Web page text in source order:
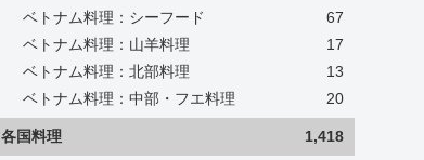
ベトナム料理：シーフード
67
ベトナム料理：山羊料理
17
ベトナム料理：北部料理
13
ベトナム料理：中部・フエ料理
20
各国料理 1,418